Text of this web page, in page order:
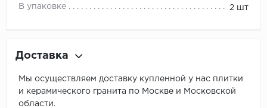
В упаковке 2 шт
Доставка
Мы осуществляем доставку купленной у нас плитки
и керамического гранита по Москве и Московской
области.